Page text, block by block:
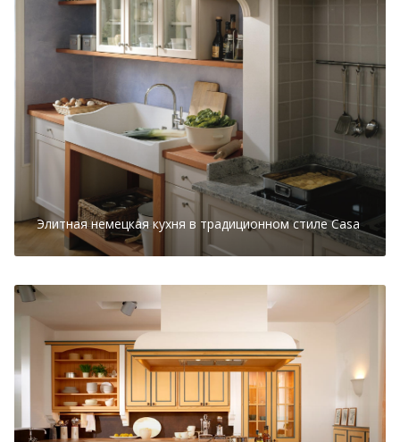
Элитная немецкая кухня в традиционном стиле Casa